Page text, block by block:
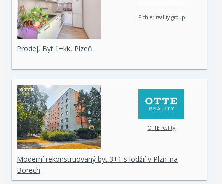
Pichler reality group
Prodej, Byt 1+kk, Plzeň
OTTE reality
Moderní rekonstruovaný byt 3+1 s lodžií v Plzni na
Borech